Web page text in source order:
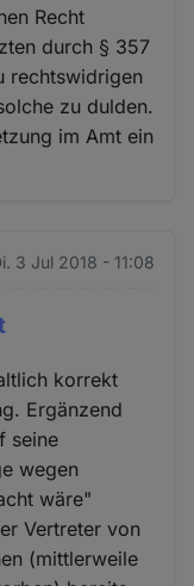
Recht
durch § 357
rechtswidrigen
zu dulden.
im Amt ein
3 Jul 2018 - 11:08
korrekt
Ergänzend
seine
wegen
wäre"
Vertreter von
(mittlerweile